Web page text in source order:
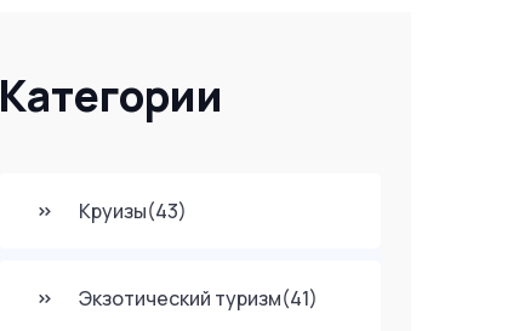
Категории
Круизы(43)
Экзотический туризм(41)